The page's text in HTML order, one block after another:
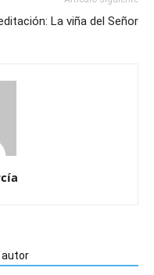
La viña del Señor
autor